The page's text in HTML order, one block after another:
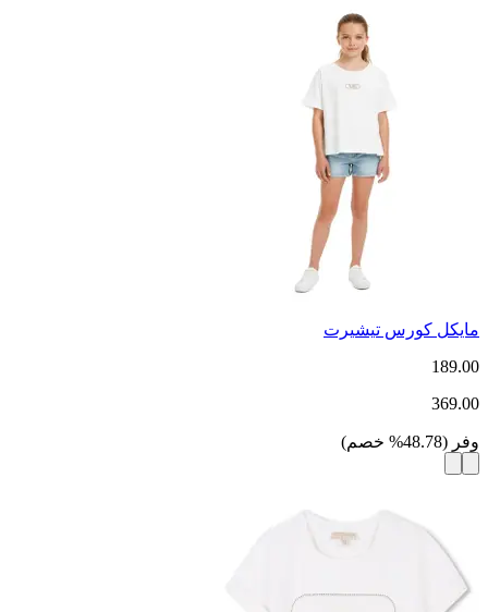
مايكل كورس تيشيرت
189.00
369.00
وفر (
48.78
% خصم)